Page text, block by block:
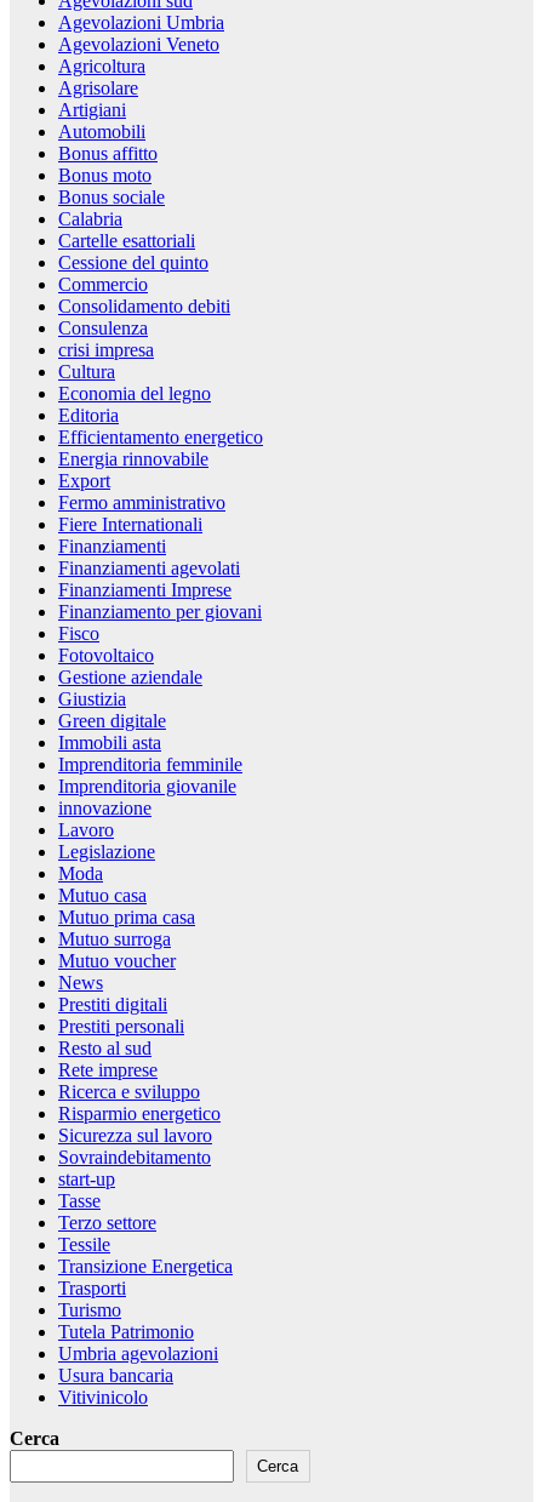
Agevolazioni Umbria
Agevolazioni Veneto
Agricoltura
Agrisolare
Artigiani
Automobili
Bonus affitto
Bonus moto
Bonus sociale
Calabria
Cartelle esattoriali
Cessione del quinto
Commercio
Consolidamento debiti
Consulenza
crisi impresa
Cultura
Economia del legno
Editoria
Efficientamento energetico
Energia rinnovabile
Export
Fermo amministrativo
Fiere Internationali
Finanziamenti
Finanziamenti agevolati
Finanziamenti Imprese
Finanziamento per giovani
Fisco
Fotovoltaico
Gestione aziendale
Giustizia
Green digitale
Immobili asta
Imprenditoria femminile
Imprenditoria giovanile
innovazione
Lavoro
Legislazione
Moda
Mutuo casa
Mutuo prima casa
Mutuo surroga
Mutuo voucher
News
Prestiti digitali
Prestiti personali
Resto al sud
Rete imprese
Ricerca e sviluppo
Risparmio energetico
Sicurezza sul lavoro
Sovraindebitamento
start-up
Tasse
Terzo settore
Tessile
Transizione Energetica
Trasporti
Turismo
Tutela Patrimonio
Umbria agevolazioni
Usura bancaria
Vitivinicolo
Cerca
Cerca